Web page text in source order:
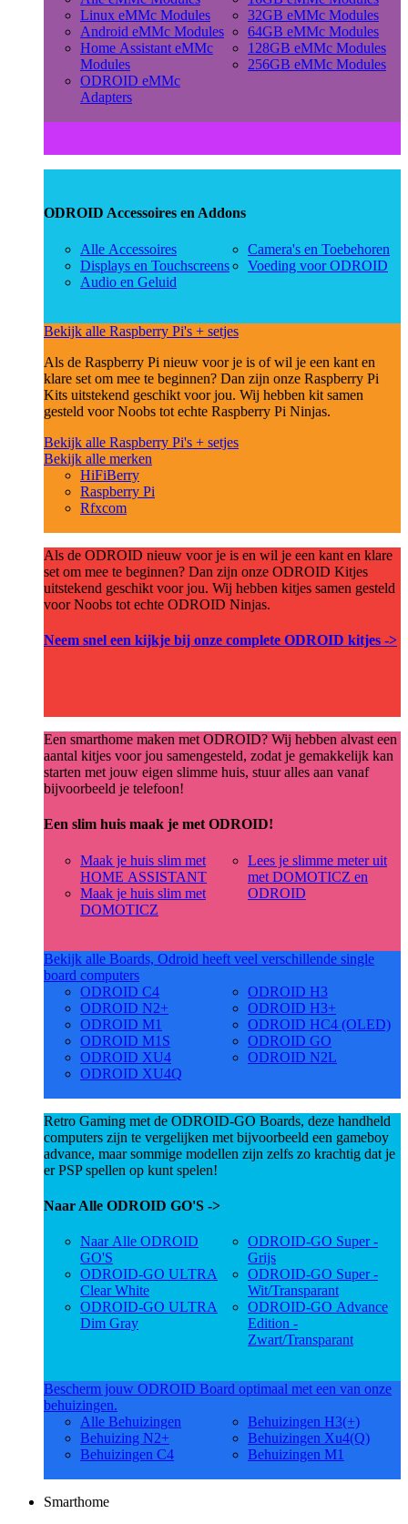
Linux eMMc Modules
Android eMMc Modules
Home Assistant eMMc
Modules
ODROID eMMc
Adapters
32GB eMMc Modules
64GB eMMc Modules
128GB eMMc Modules
256GB eMMc Modules
ODROID Accessoires en Addons
Alle Accessoires
Displays en Touchscreens
Audio en Geluid
Camera's en Toebehoren
Voeding voor ODROID
Bekijk alle Raspberry Pi's + setjes
Als de Raspberry Pi nieuw voor je is of wil je een kant en
klare set om mee te beginnen? Dan zijn onze Raspberry Pi
Kits uitstekend geschikt voor jou. Wij hebben kit samen
gesteld voor Noobs tot echte Raspberry Pi Ninjas.
Bekijk alle Raspberry Pi's + setjes
Bekijk alle merken
HiFiBerry
Raspberry Pi
Rfxcom
Als de ODROID nieuw voor je is en wil je een kant en klare
set om mee te beginnen? Dan zijn onze ODROID Kitjes
uitstekend geschikt voor jou. Wij hebben kitjes samen gesteld
voor Noobs tot echte ODROID Ninjas.
Neem snel een kijkje bij onze complete ODROID kitjes ->
Een smarthome maken met ODROID? Wij hebben alvast een
aantal kitjes voor jou samengesteld, zodat je gemakkelijk kan
starten met jouw eigen slimme huis, stuur alles aan vanaf
bijvoorbeeld je telefoon!
Een slim huis maak je met ODROID!
Maak je huis slim met
HOME ASSISTANT
Maak je huis slim met
DOMOTICZ
Lees je slimme meter uit
met DOMOTICZ en
ODROID
Bekijk alle Boards, Odroid heeft veel verschillende single
board computers
ODROID C4
ODROID N2+
ODROID M1
ODROID M1S
ODROID XU4
ODROID XU4Q
ODROID H3
ODROID H3+
ODROID HC4 (OLED)
ODROID GO
ODROID N2L
Retro Gaming met de ODROID-GO Boards, deze handheld
computers zijn te vergelijken met bijvoorbeeld een gameboy
advance, maar sommige modellen zijn zelfs zo krachtig dat je
er PSP spellen op kunt spelen!
Naar Alle ODROID GO'S ->
Naar Alle ODROID
GO'S
ODROID-GO ULTRA
Clear White
ODROID-GO ULTRA
Dim Gray
ODROID-GO Super -
Grijs
ODROID-GO Super -
Wit/Transparant
ODROID-GO Advance
Edition -
Zwart/Transparant
Bescherm jouw ODROID Board optimaal met een van onze
behuizingen.
Alle Behuizingen
Behuizing N2+
Behuizingen C4
Behuizingen H3(+)
Behuizingen Xu4(Q)
Behuizingen M1
Smarthome